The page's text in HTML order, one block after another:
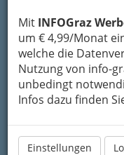
Mit INFOGraz
um € 4,99/Monat
welche die
Nutzung von info-
unbedingt
Infos dazu finden
Einstellungen